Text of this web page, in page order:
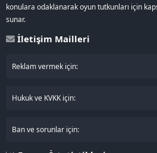
konulara odaklanarak oyun tutkunları için
sunar.
İletişim Mailleri
Reklam vermek için:
Hukuk ve KVKK için:
Ban ve sorunlar için: